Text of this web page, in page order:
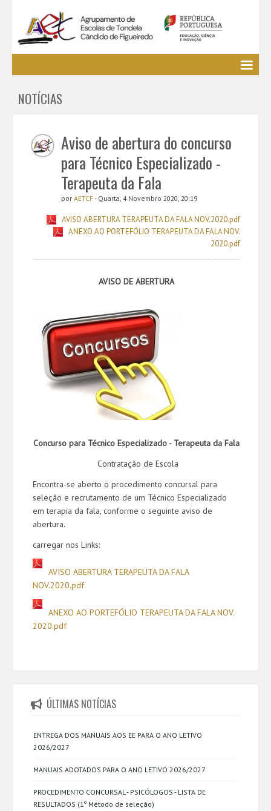
EE / Alunos
Cursos Profissionais
Bibliotecas
Media AETCF
NOTÍCIAS
Aviso de abertura do concurso
para Técnico Especializado -
Terapeuta da Fala
por AETCF- Quarta, 4 Novembro 2020, 20:19
AVISO ABERTURA TERAPEUTA DA FALA NOV.2020.pdf
ANEXO AO PORTEFÓLIO TERAPEUTA DA FALA NOV.
2020.pdf
AVISO DE ABERTURA
Concurso para Técnico Especializado - Terapeuta da Fala
Contratação de Escola
Encontra-se aberto o procedimento concursal para
seleção e recrutamento de um Técnico Especializado
em terapia da fala, conforme o seguinte aviso de
abertura.
carregar nos Links:
AVISO ABERTURA TERAPEUTA DA FALA
NOV.2020.pdf
ANEXO AO PORTEFÓLIO TERAPEUTA DA FALA NOV.
2020.pdf
ÚLTIMAS NOTÍCIAS
ENTREGA DOS MANUAIS AOS EE PARA O ANO LETIVO
2026/2027
MANUAIS ADOTADOS PARA O ANO LETIVO 2026/2027
PROCEDIMENTO CONCURSAL - PSICÓLOGOS - LISTA DE
RESULTADOS (1º Método de seleção)